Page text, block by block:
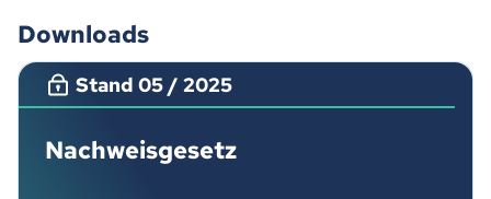
Downloads
Stand 05 / 2025
Nachweisgesetz